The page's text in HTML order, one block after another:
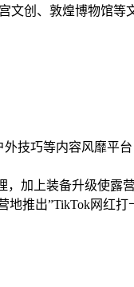
创、敦煌博物馆等
技巧等内容风靡平
加上装备升级使露
推出”TikTok网红